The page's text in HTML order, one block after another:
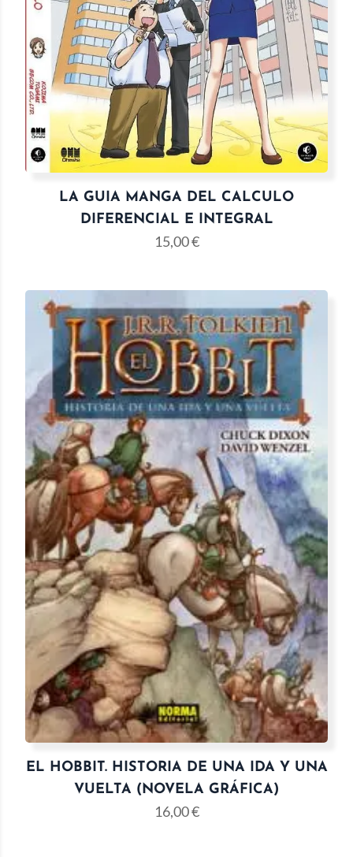
LA GUIA MANGA DEL CALCULO
DIFERENCIAL E INTEGRAL
15,00€
EL HOBBIT. HISTORIA DE UNA IDA Y UNA
VUELTA (NOVELA GRÁFICA)
16,00€